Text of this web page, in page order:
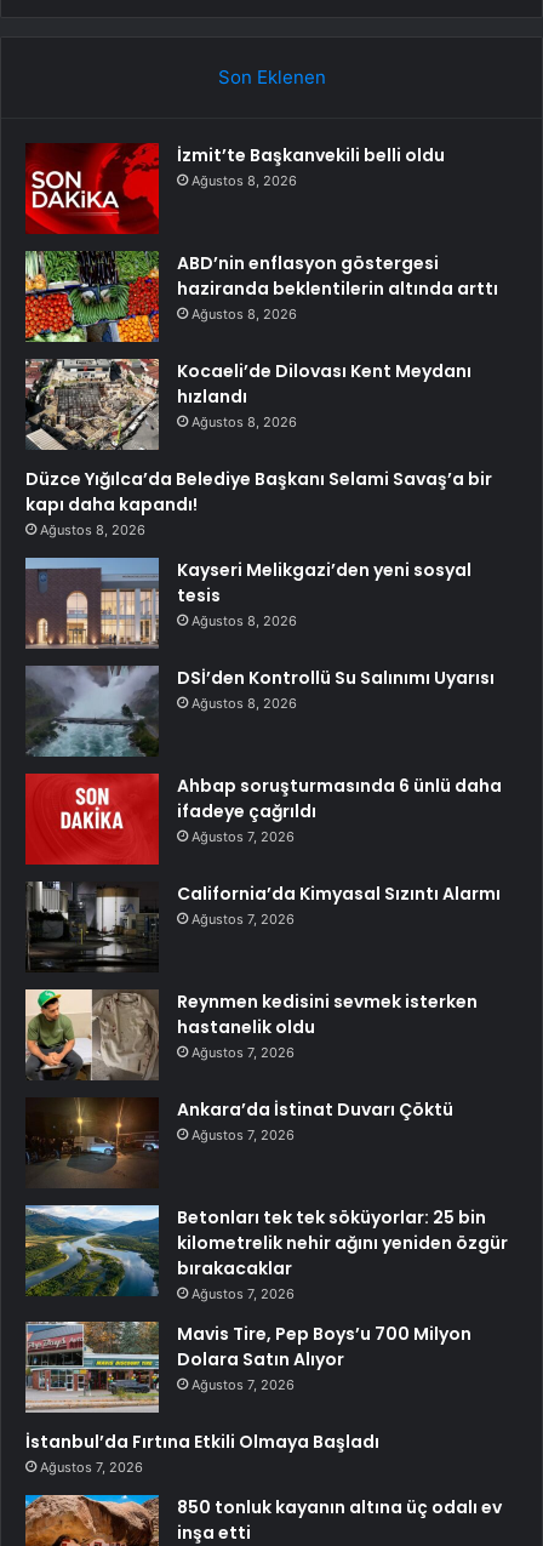
Son Eklenen
İzmit’te Başkanvekili belli oldu
Ağustos 8, 2026
ABD’nin enflasyon göstergesi
haziranda beklentilerin altında arttı
Ağustos 8, 2026
Kocaeli’de Dilovası Kent Meydanı
hızlandı
Ağustos 8, 2026
Düzce Yığılca’da Belediye Başkanı Selami Savaş’a bir
kapı daha kapandı!
Ağustos 8, 2026
Kayseri Melikgazi’den yeni sosyal
tesis
Ağustos 8, 2026
DSİ’den Kontrollü Su Salınımı Uyarısı
Ağustos 8, 2026
Ahbap soruşturmasında 6 ünlü daha
ifadeye çağrıldı
Ağustos 7, 2026
California’da Kimyasal Sızıntı Alarmı
Ağustos 7, 2026
Reynmen kedisini sevmek isterken
hastanelik oldu
Ağustos 7, 2026
Ankara’da İstinat Duvarı Çöktü
Ağustos 7, 2026
Betonları tek tek söküyorlar: 25 bin
kilometrelik nehir ağını yeniden özgür
bırakacaklar
Ağustos 7, 2026
Mavis Tire, Pep Boys’u 700 Milyon
Dolara Satın Alıyor
Ağustos 7, 2026
İstanbul’da Fırtına Etkili Olmaya Başladı
Ağustos 7, 2026
850 tonluk kayanın altına üç odalı ev
inşa etti